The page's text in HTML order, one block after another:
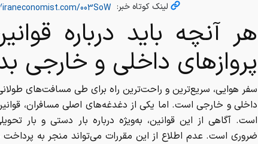
لینک کوتاه خبر:
هر آنچه باید درباره
پروازهای داخلی و خارجی
سفر هوایی، سریع‌ترین و راحت‌ترین راه برای طی مسافت‌های
داخلی و خارجی است. اما یکی از دغدغه‌های اصلی مسافران،
است. آگاهی از این قوانین، به‌ویژه درباره بار دستی و بار
ضروری است. عدم اطلاع از این مقررات می‌تواند منجر به پرداخت